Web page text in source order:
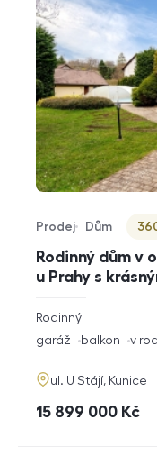
Rodinný dům v
u Prahy s
Typ nabídky
Prodej
Typ nemovitosti
Dům
Virtuální prohlídka
rozměry
dispozice
Rodinný
funkce
garáž balkon v
adresa
ul. U Stájí, Kunice
cena
15 899 000 Kč